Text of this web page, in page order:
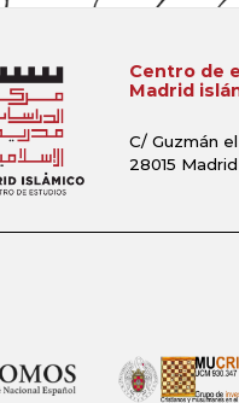
Centro de
Madrid
C/ Guzmán
28015 Madrid